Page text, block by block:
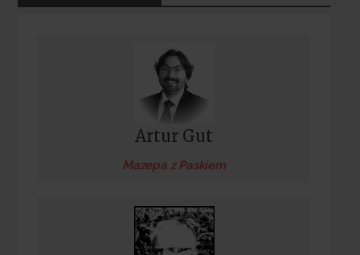
Artur Gut
Mazepa z Paskiem